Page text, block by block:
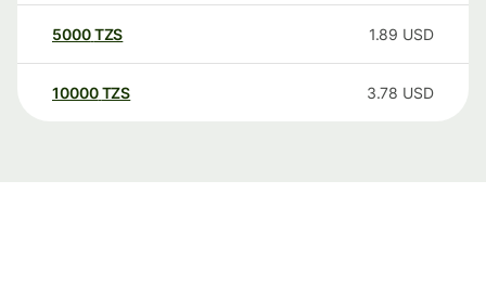
5000TZS 1.89 USD
10000 TZS 3.78 USD